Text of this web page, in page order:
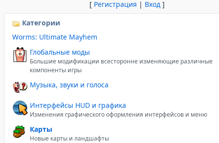
[ Регистрация | Вход ]
Категории
Worms: Ultimate Mayhem
Глобальные моды
Большие модификации всесторонне изменяющие различные
компоненты игры
Музыка, звуки и голоса
Интерфейсы HUD и графика
Изменения графического оформления интерфейсов и меню
Карты
Новые карты и ландшафты